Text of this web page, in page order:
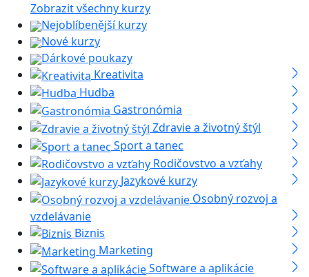
Zobrazit všechny kurzy
Nejoblíbenější kurzy
Nové kurzy
Dárkové poukazy
Kreativita
Hudba
Gastronómia
Zdravie a životný štýl
Sport a tanec
Rodičovstvo a vzťahy
Jazykové kurzy
Osobný rozvoj a
vzdelávanie
Biznis
Marketing
Software a aplikácie